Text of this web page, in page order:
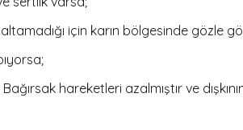
için karın bölgesinde gözle
hareketleri azalmıştır ve